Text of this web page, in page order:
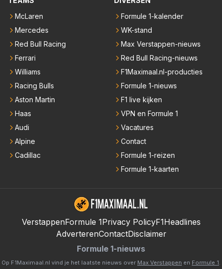
McLaren
Mercedes
Red Bull Racing
Ferrari
Williams
Racing Bulls
Aston Martin
Haas
Audi
Alpine
Cadillac
Formule 1-kalender
WK-stand
Max Verstappen-nieuws
Red Bull Racing-nieuws
F1Maximaal.nl-producties
Formule 1-nieuws
F1 live kijken
VPN en Formule 1
Vacatures
Contact
Formule 1-reizen
Formule 1-kaarten
VerstappenFormule 1Privacy PolicyF1Headlines
AdverterenContactDisclaimer
Formule 1-nieuws
Op F1Maximaal.nl vind je het laatste nieuws over Max Verstappen en Formule 1